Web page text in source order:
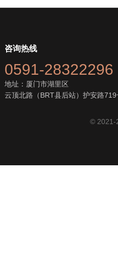
咨询热线
0591-28322296
地址：厦门市湖里区
云顶北路（BRT县后站）护安路719
© 2021-